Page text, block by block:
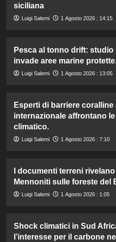
siciliana
Luigi Salemi 1 Agosto 2026 : 14:15
Pesca al tonno drift:
invade aree marine
Luigi Salemi 1 Agosto 2026 : 13:05
Esperti di barriere
internazionale affrontano
climatico.
Luigi Salemi 1 Agosto 2026 : 7:10
I documenti terreni
Mennoniti sulle foreste del
Luigi Salemi 1 Agosto 2026 : 1:05
Shock climatici in Sud
l’interesse per il carbone